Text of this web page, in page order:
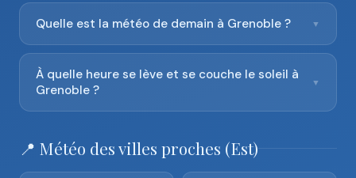
Quelle est la météo de demain à Grenoble ? ▼
À quelle heure se lève et se couche le soleil à
Grenoble ?
▼
📍 Météo des villes proches (Est)